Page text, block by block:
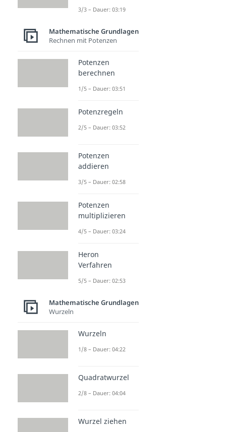
3/3 – Dauer: 03:19
Mathematische Grundlagen
Rechnen mit Potenzen
Potenzen
berechnen
1/5 – Dauer: 03:51
Potenzregeln
2/5 – Dauer: 03:52
Potenzen
addieren
3/5 – Dauer: 02:58
Potenzen
multiplizieren
4/5 – Dauer: 03:24
Heron
Verfahren
5/5 – Dauer: 02:53
Mathematische Grundlagen
Wurzeln
Wurzeln
1/8 – Dauer: 04:22
Quadratwurzel
2/8 – Dauer: 04:04
Wurzel ziehen